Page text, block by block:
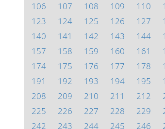
106
107 108 109 110
123
124 125 126 127
140
141 142 143 144
157
158 159 160 161
174
175 176 177 178
191
192 193 194 195
208
209 210 211 212
225
226 227 228 229
242
243 244 245 246